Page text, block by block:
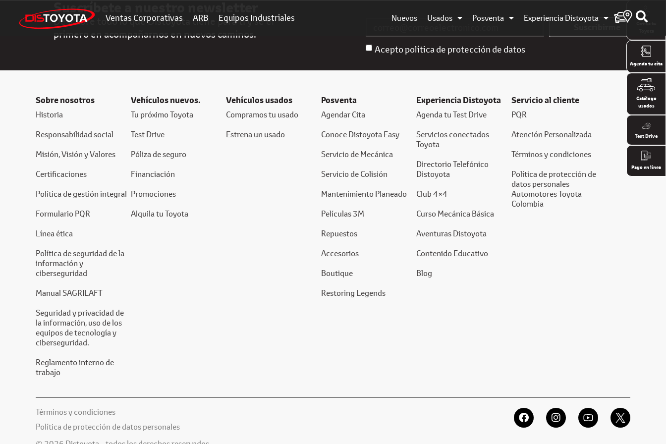
Ventas Corporativas ARB Equipos Industriales Nuevos Usados Posventa Experiencia Distoyota
Suscríbete a nuestro newsletter
Descubre todo lo que Distoyota tiene para ti y sé el
primero en acompañarnos en nuevos caminos.
Acepto política de protección de datos
Suscribirme
Sobre nosotros
Historia
Responsabilidad social
Misión, Visión y Valores
Certificaciones
Política de gestión integral
Formulario PQR
Línea ética
Política de seguridad de la
información y
ciberseguridad
Manual SAGRILAFT
Seguridad y privacidad de
la información, uso de los
equipos de tecnología y
ciberseguridad.
Reglamento interno de
trabajo
Vehículos nuevos.
Tu próximo Toyota
Test Drive
Póliza de seguro
Financiación
Promociones
Alquila tu Toyota
Vehículos usados
Compramos tu usado
Estrena un usado
Posventa
Agendar Cita
Conoce Distoyota Easy
Servicio de Mecánica
Servicio de Colisión
Mantenimiento Planeado
Películas 3M
Repuestos
Accesorios
Boutique
Restoring Legends
Experiencia Distoyota
Agenda tu Test Drive
Servicios conectados
Toyota
Directorio Telefónico
Distoyota
Club 4×4
Curso Mecánica Básica
Aventuras Distoyota
Contenido Educativo
Blog
Servicio al cliente
PQR
Atención Personalizada
Términos y condiciones
Política de protección de
datos personales
Automotores Toyota
Colombia
Términos y condiciones
Política de protección de datos personales
Cotiza tu
Agenda tu cita
Catálogo
usados
Test Drive
Pago en línea